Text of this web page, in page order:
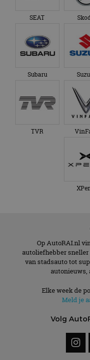
SEAT
Subaru
TVR
Op AutoRAI.nl
autoliefhebber sneller
van stadsauto tot
autonieuws,
Elke week de
Meld je
Volg